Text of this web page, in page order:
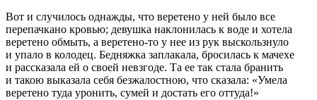
Вот и случилось однажды, что веретено у ней было все
перепачкано кровью; девушка наклонилась к воде и хотела
веретено обмыть, а веретено-то у нее из рук выскользнуло
и упало в колодец. Бедняжка заплакала, бросилась к мачехе
и рассказала ей о своей невзгоде. Та ее так стала бранить
и такою выказала себя безжалостною, что сказала: «Умела
веретено туда уронить, сумей и достать его оттуда!»